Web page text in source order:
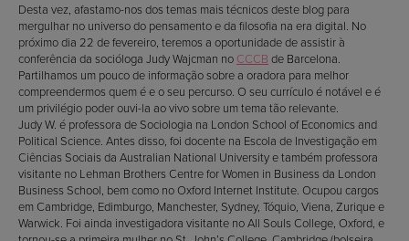
Desta vez, afastamo-nos dos temas mais técnicos deste blog para
mergulhar no universodo pensamento e da filosofia na era digital. No
próximodia 22 de fevereiro, teremos a oportunidade de assistir à
conferência da socióloga JudyWajcman no CCCB de Barcelona.
Partilhamos um pouco de informação sobre a oradora para melhor
compreendermos quem é e o seu percurso. O seu currículo é notável e é
um privilégio poder ouvi-la ao vivo sobre um tema tão relevante.
Judy W. é professora de Sociologia na London School of Economics and
Political Science. Antes disso, foi docente na Escola de Investigação em
Ciências Sociais da Australian National University e também professora
visitante no Lehman Brothers Centre for Women in Business da London
Business School, bem como no Oxford Internet Institute. Ocupou cargos
em Cambridge, Edimburgo, Manchester, Sydney, Tóquio, Viena, Zurique e
Warwick. Foi ainda investigadora visitante no All Souls College, Oxford, e